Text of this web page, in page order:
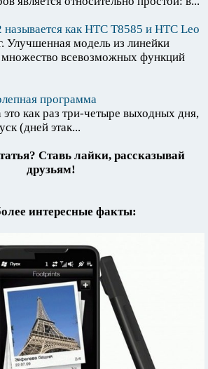
как HTC T8585 и HTC Leo
Улучшенная модель из линейки
всевозможных функций
программа
как раз три-четыре выходных дня,
(дней этак...
Ставь лайки, рассказывай
друзьям!
интересные факты: